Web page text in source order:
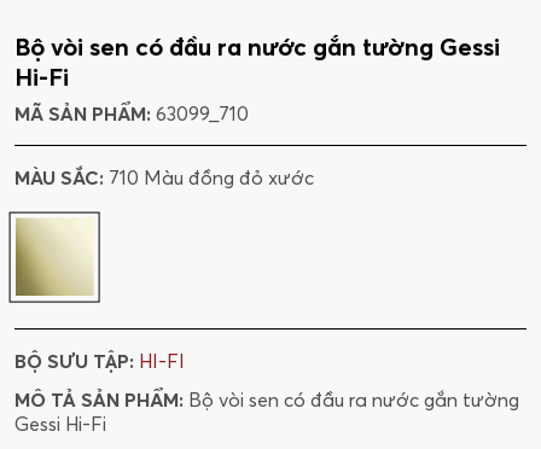
Bộ vòi sen có đầu ra nước gắn tường Gessi
Hi-Fi
MÃ SẢN PHẨM: 63099_710
MÀU SẮC: 710 Màu đồng đỏ xước
BỘ SƯU TẬP: HI-FI
MÔ TẢ SẢN PHẨM: Bộ vòi sen có đầu ra nước gắn tường
Gessi Hi-Fi